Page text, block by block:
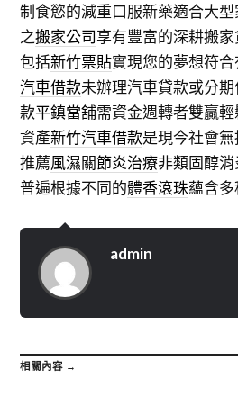
制食慾的減重口服新藥適合大
之搬家公司享有豐富的深耕搬
包括新竹票貼實現您的夢想符
汽車借款未辦理汽車貸款或分
款平鎮當舖需資金週轉者雙贏
資產新竹汽車借款是現今社會
推薦風濕關節炎治療非類固醇
普遍根據不同的體香滾珠蘊含
admin
相關內容 →